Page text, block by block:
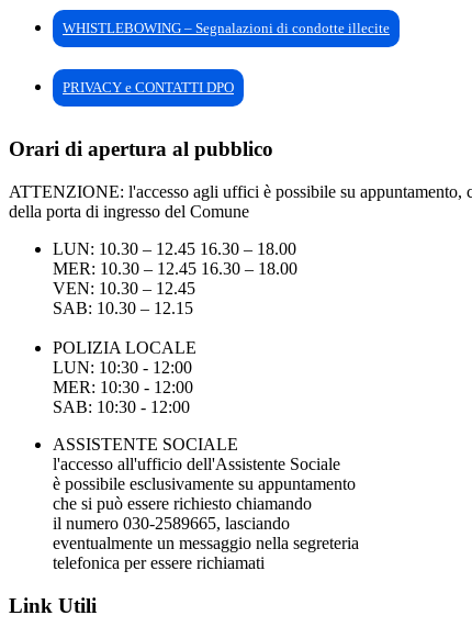
WHISTLEBOWING – Segnalazioni di condotte illecite
PRIVACY e CONTATTI DPO
Orari di apertura al pubblico
ATTENZIONE: l'accesso agli uffici è possibile su appuntamento,
della porta di ingresso del Comune
LUN: 10.30 – 12.45 16.30 – 18.00
MER: 10.30 – 12.45 16.30 – 18.00
VEN: 10.30 – 12.45
SAB: 10.30 – 12.15
POLIZIA LOCALE
LUN: 10:30 - 12:00
MER: 10:30 - 12:00
SAB: 10:30 - 12:00
ASSISTENTE SOCIALE
l'accesso all'ufficio dell'Assistente Sociale
è possibile esclusivamente su appuntamento
che si può essere richiesto chiamando
il numero 030-2589665, lasciando
eventualmente un messaggio nella segreteria
telefonica per essere richiamati
Link Utili